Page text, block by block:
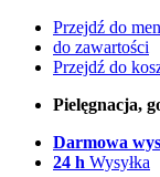
Przejdź do
do zawartości
Przejdź do
Pielęgnacja,
Darmowa
24 h Wysyłka